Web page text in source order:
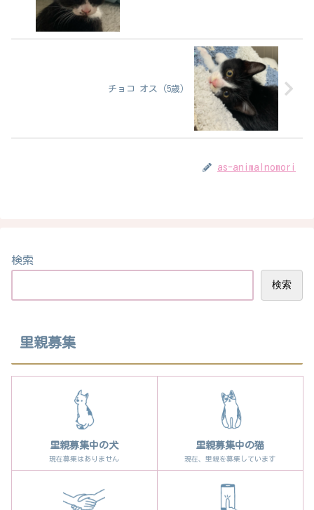
チョコ オス（5歳）
as-animalnomori
検索
検索
里親募集
里親募集中の犬
現在募集はありません
里親募集中の猫
現在、里親を募集しています